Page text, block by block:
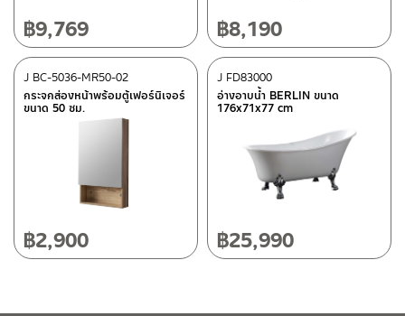
3.4 The standard height of the basin should be around 89-90
cms. from the ground.
ก่อนการติดตั้ง
กรุณา อ่านคู่มือและคำเตือนต่างๆในคู่มือด้านบน หากพบความแปลก
ปลอม หรือ สินค้าชำรุด เสียหาย อย่าเพิ่งติดตั้ง กรุณาติกต่อร้านค้าที่ซื้อ
It is important that product is unpacked and inspected for
correct. If any of the above is apparent, do not proceed
with this installation, and immediately contact the store of
2.1 Do not leave stain on the cabinet or ceramic basin for
long time.
2.2 Please use normal water to clean the basin and the
cabinet and wipe to dry after each use.
2.3 To maintain the cabinet in a good condition, do not put
the cabinet soak with water. Do put in a dry place.
Tel: 02-358-0080 / 080-075-8668 / 091-545-0556
After Sales Service Center Chiangmai
118/33 Onsirin M.8, Sunpuloey, Doysaked, Chaingmai 50220
Operating Time
Monday – Friday 8:30-17:30 hrs.
Saturday 8:30-15:00 hrs.
Closed on Sunday and Special / Public Holidays
ติดต่อ ชาญไพบูลย์ / Contact Us Click Here
฿9,769 ฿8,190
กระจกส่องหน้าพร้อมตู้เฟอร์นิเจอร์
ขนาด 50 ซม.
J BC-5036-MR50-02
฿2,900
อ่างอาบน้ำ BERLIN ขนาด
176x71x77 cm
J FD83000
฿25,990